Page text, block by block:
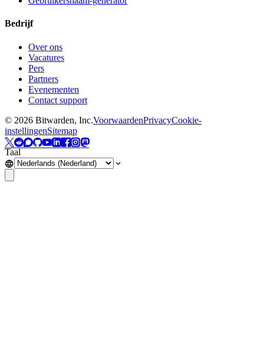
Bedrijf
Over ons
Vacatures
Pers
Partners
Evenementen
Contact support
© 2026 Bitwarden, Inc.VoorwaardenPrivacyCookie-
instellingenSitemap
Taal